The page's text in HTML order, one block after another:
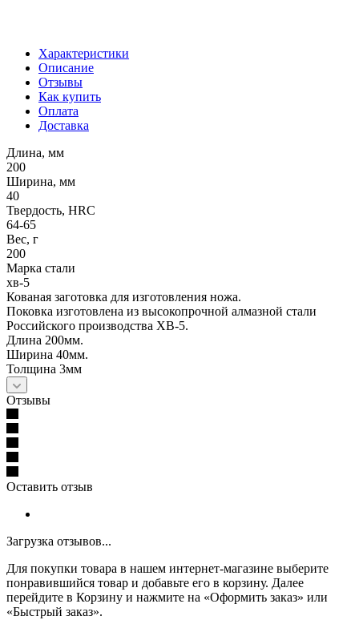
Характеристики
Описание
Отзывы
Как купить
Оплата
Доставка
Длина, мм
200
Ширина, мм
40
Твердость, HRC
64-65
Вес, г
200
Марка стали
хв-5
Кованая заготовка для изготовления ножа.
Поковка изготовлена из высокопрочной алмазной стали
Российского производства ХВ-5.
Длина 200мм.
Ширина 40мм.
Толщина 3мм
Отзывы
Оставить отзыв
Загрузка отзывов...
Для покупки товара в нашем интернет-магазине выберите
понравившийся товар и добавьте его в корзину. Далее
перейдите в Корзину и нажмите на «Оформить заказ» или
«Быстрый заказ».